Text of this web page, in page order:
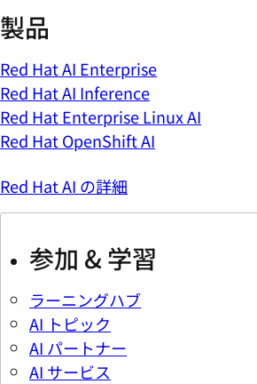
製品
Red Hat AI Enterprise
Red Hat AI Inference
Red Hat Enterprise Linux AI
Red Hat OpenShift AI
Red Hat AI の詳細
参加 & 学習
ラーニングハブ
AI トピック
AI パートナー
AI サービス